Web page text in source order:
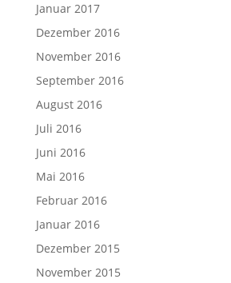
Januar 2017
Dezember 2016
November 2016
September 2016
August 2016
Juli 2016
Juni 2016
Mai 2016
Februar 2016
Januar 2016
Dezember 2015
November 2015